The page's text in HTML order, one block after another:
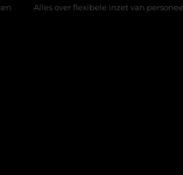
inzet van personeel